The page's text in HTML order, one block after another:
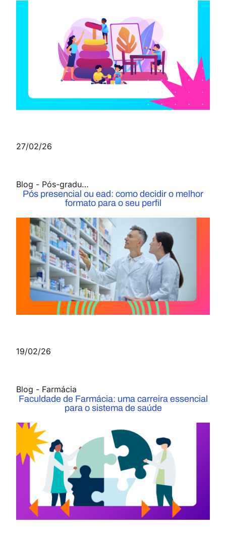
27/02/26
Blog - Pós-graduação
Pós presencial ou ead: como decidir o melhor
formato para o seu perfil
19/02/26
Blog - Farmácia
Faculdade de Farmácia: uma carreira essencial
para o sistema de saúde